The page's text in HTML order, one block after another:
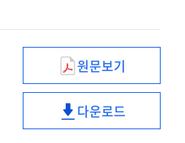
희귀
·
중증난치질환
지원
원문보기
희귀
다운로드